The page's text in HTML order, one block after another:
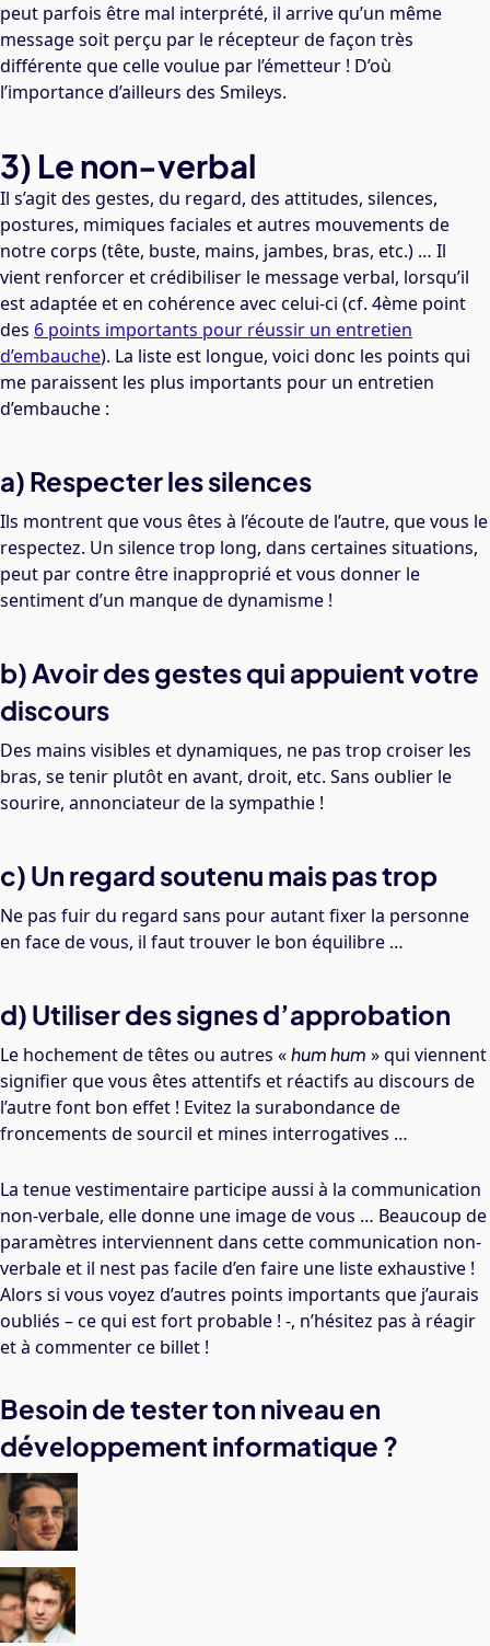
peut parfois être mal interprété, il arrive qu’un même
message soit perçu par le récepteur de façon très
différente que celle voulue par l’émetteur ! D’où
l’importance d’ailleurs des Smileys.
3) Le non-verbal
Il s’agit des gestes, du regard, des attitudes, silences,
postures, mimiques faciales et autres mouvements de
notre corps (tête, buste, mains, jambes, bras, etc.) … Il
vient renforcer et crédibiliser le message verbal, lorsqu’il
est adaptée et en cohérence avec celui-ci (cf. 4ème point
des 6 points importants pour réussir un entretien
d’embauche). La liste est longue, voici donc les points qui
me paraissent les plus importants pour un entretien
d’embauche :
a) Respecter les silences
Ils montrent que vous êtes à l’écoute de l’autre, que vous le
respectez. Un silence trop long, dans certaines situations,
peut par contre être inapproprié et vous donner le
sentiment d’un manque de dynamisme !
b) Avoir des gestes qui appuient votre
discours
Des mains visibles et dynamiques, ne pas trop croiser les
bras, se tenir plutôt en avant, droit, etc. Sans oublier le
sourire, annonciateur de la sympathie !
c) Un regard soutenu mais pas trop
Ne pas fuir du regard sans pour autant fixer la personne
en face de vous, il faut trouver le bon équilibre …
d) Utiliser des signes d’approbation
Le hochement de têtes ou autres «hum hum » qui viennent
signifier que vous êtes attentifs et réactifs au discours de
l’autre font bon effet ! Evitez la surabondance de
froncements de sourcil et mines interrogatives …
La tenue vestimentaire participe aussi à la communication
non-verbale, elle donne une image de vous … Beaucoup de
paramètres interviennent dans cette communication non-
verbale et il nest pas facile d’en faire une liste exhaustive !
Alors si vous voyez d’autres points importants que j’aurais
oubliés – ce qui est fort probable ! -, n’hésitez pas à réagir
et à commenter ce billet !
Besoin de tester ton niveau en
développement informatique ?